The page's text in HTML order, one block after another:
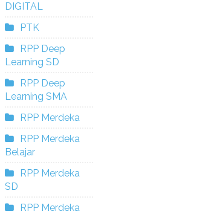
DIGITAL
PTK
RPP Deep
Learning SD
RPP Deep
Learning SMA
RPP Merdeka
RPP Merdeka
Belajar
RPP Merdeka
SD
RPP Merdeka